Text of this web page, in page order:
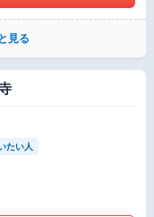
見る
たい人